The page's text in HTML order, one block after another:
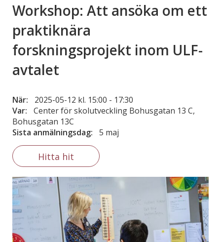
Workshop: Att ansöka om ett
praktiknära
forskningsprojekt inom ULF-
avtalet
När: 2025-05-12 kl. 15:00 - 17:30
Var:
Center för skolutveckling Bohusgatan 13 C,
Bohusgatan 13C
Sista anmälningsdag:
5 maj
Hitta hit